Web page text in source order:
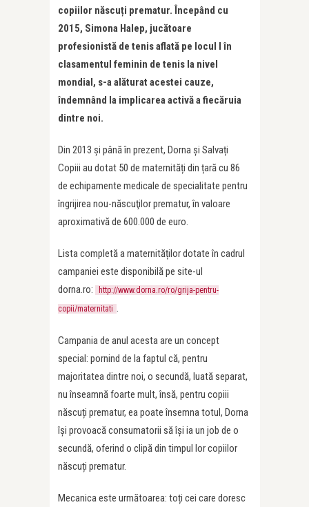
copiilor născuți prematur. Începând cu
2015, Simona Halep, jucătoare
profesionistă de tenis aflată pe locul I în
clasamentul feminin de tenis la nivel
mondial, s-a alăturat acestei cauze,
îndemnând la implicarea activă a fiecăruia
dintre noi.
Din 2013 și până în prezent, Dorna și Salvați
Copiii au dotat 50 de maternități din țară cu 86
de echipamente medicale de specialitate pentru
îngrijirea nou-născuţilor prematur, în valoare
aproximativă de 600.000 de euro.
Lista completă a maternităților dotate în cadrul
campaniei este disponibilă pe site-ul
dorna.ro:
http://www.dorna.ro/ro/grija-pentru-
copii/maternitati .
Campania de anul acesta are un concept
special: pornind de la faptul că, pentru
majoritatea dintre noi, o secundă, luată separat,
nu înseamnă foarte mult, însă, pentru copiii
născuți prematur, ea poate însemna totul, Dorna
își provoacă consumatorii să își ia un job de o
secundă, oferind o clipă din timpul lor copiilor
născuți prematur.
Mecanica este următoarea: toți cei care doresc